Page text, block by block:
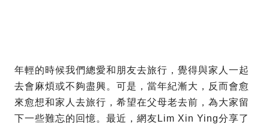
年輕的時候我們總愛和朋友去旅行，覺得與家人一起
去會麻煩或不夠盡興。可是，當年紀漸大，反而會愈
來愈想和家人去旅行，希望在父母老去前，為大家留
下一些難忘的回憶。最近，網友Lim Xin Ying分享了